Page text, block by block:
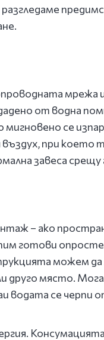
мрежа
от водна
се
при което
завеса
– ако
готови
можем
друго място.
водата се черпи